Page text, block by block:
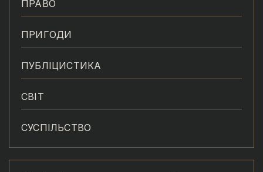
ПРАВО
ПРИГОДИ
ПУБЛІЦИСТИКА
СВІТ
СУСПІЛЬСТВО